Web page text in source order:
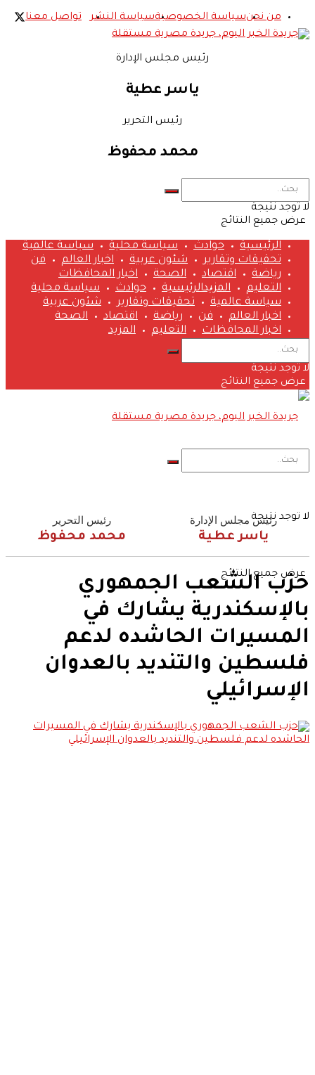
من نحنسياسة الخصوصيةسياسة النشر تواصل معنا
رئيس مجلس الإدارة
ياسر عطية
رئيس التحرير
محمد محفوظ
لا توجد نتيجة
عرض جميع النتائج
الرئيسية حوادث سياسة محلية
سياسة عالمية
تحقيقات وتقارير
شئون عربية اخبار العالم
فن
رياضة
اقتصاد الصحة
اخبار المحافظات
التعليم
المزيدالرئيسية حوادث
سياسة محلية
سياسة عالمية
تحقيقات وتقارير
شئون عربية
اخبار العالم
فن رياضة اقتصاد
الصحة
اخبار المحافظات
التعليم المزيد
لا توجد نتيجة
عرض جميع النتائج
لا توجد نتيجة
عرض جميع النتائج
رئيس مجلس الإدارة
ياسر عطية
رئيس التحرير
محمد محفوظ
حزب الشعب الجمهوري
بالإسكندرية يشارك في
المسيرات الحاشده لدعم
فلسطين والتنديد بالعدوان
الإسرائيلي